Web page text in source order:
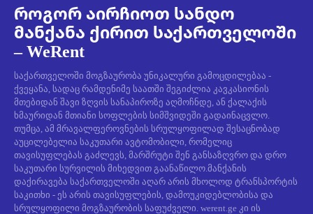
როგორ აირჩიოთ სანდო
მანქანა ქირით საქართველოში
– WeRent
საქართველოში მოგზაურობა უნიკალური გამოცდილებაა -
ქვეყანა, სადაც რამდენიმე საათში შეგიძლია კავკასიონის
მთებიდან შავი ზღვის სანაპიროზე აღმოჩნდე, ან ქალაქის
ხმაურიდან მთიანი სოფლების სიმშვიდეში გადაინაცვლო.
თუმცა, ამ მრავალფეროვნების სრულყოფილად შესაცნობად
აუცილებელია საკუთარი ავტომობილი, რომელიც
თავისუფლებას გაძლევს, მარშრუტი შენ განსაზღვრო და დრო
საკუთარი სურვილის მიხედვით გაანაწილო.მანქანის
დაქირავება საქართველოში აღარ არის მხოლოდ ტრანსპორტის
საკითხი - ეს არის თავისუფლების, დამოუკიდებლობისა და
სრულყოფილი მოგზაურობის საფუძველი. werent.ge კი ის